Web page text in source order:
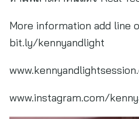
More information add line
bit.ly/kennyandlight
www.instagram.com/